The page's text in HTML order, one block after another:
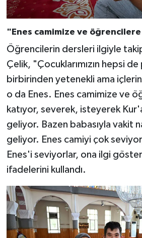
"Enes camimize ve
Öğrencilerin dersleri ilgiyle
Çelik, "Çocuklarımızın hepsi de
birbirinden yetenekli ama
o da Enes. Enes camimize ve
katıyor, severek, isteyerek
geliyor. Bazen babasıyla vakit
geliyor. Enes camiyi çok
Enes'i seviyorlar, ona ilgi
ifadelerini kullandı.
Karaman Müftülüğü
Kastamonu Müftülüğü
Kayseri Müftülüğü
Kilis Müftülüğü
Kırıkkale Müftülüğü
Kırklareli Müftülüğü
Kırşehir Müftülüğü
Kocaeli Müftülüğü